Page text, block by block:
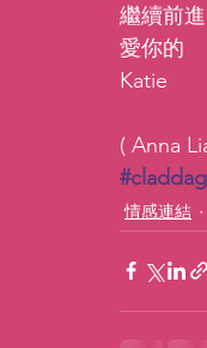
繼續前進
愛你的
Katie
( Anna
情感連結